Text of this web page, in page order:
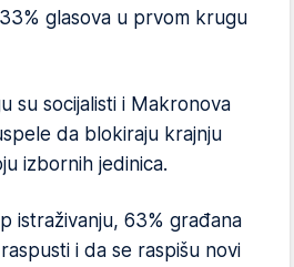
glasova u prvom krugu
su socijalisti i Makronova
da blokiraju krajnju
izbornih jedinica.
istraživanju, 63% građana
i da se raspišu novi